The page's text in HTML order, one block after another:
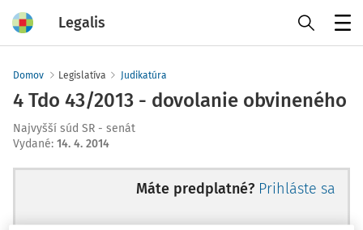
Legalis
Domov Legislatíva Judikatúra
4 Tdo 43/2013 - dovolanie obvineného
Najvyšší súd SR - senát
Vydané: 14. 4. 2014
Máte predplatné? Prihláste sa